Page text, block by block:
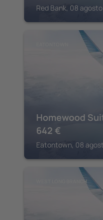
Red Bank, 08
Homewood
642 €
Eatontown, 08
WEST LONG BRANCH